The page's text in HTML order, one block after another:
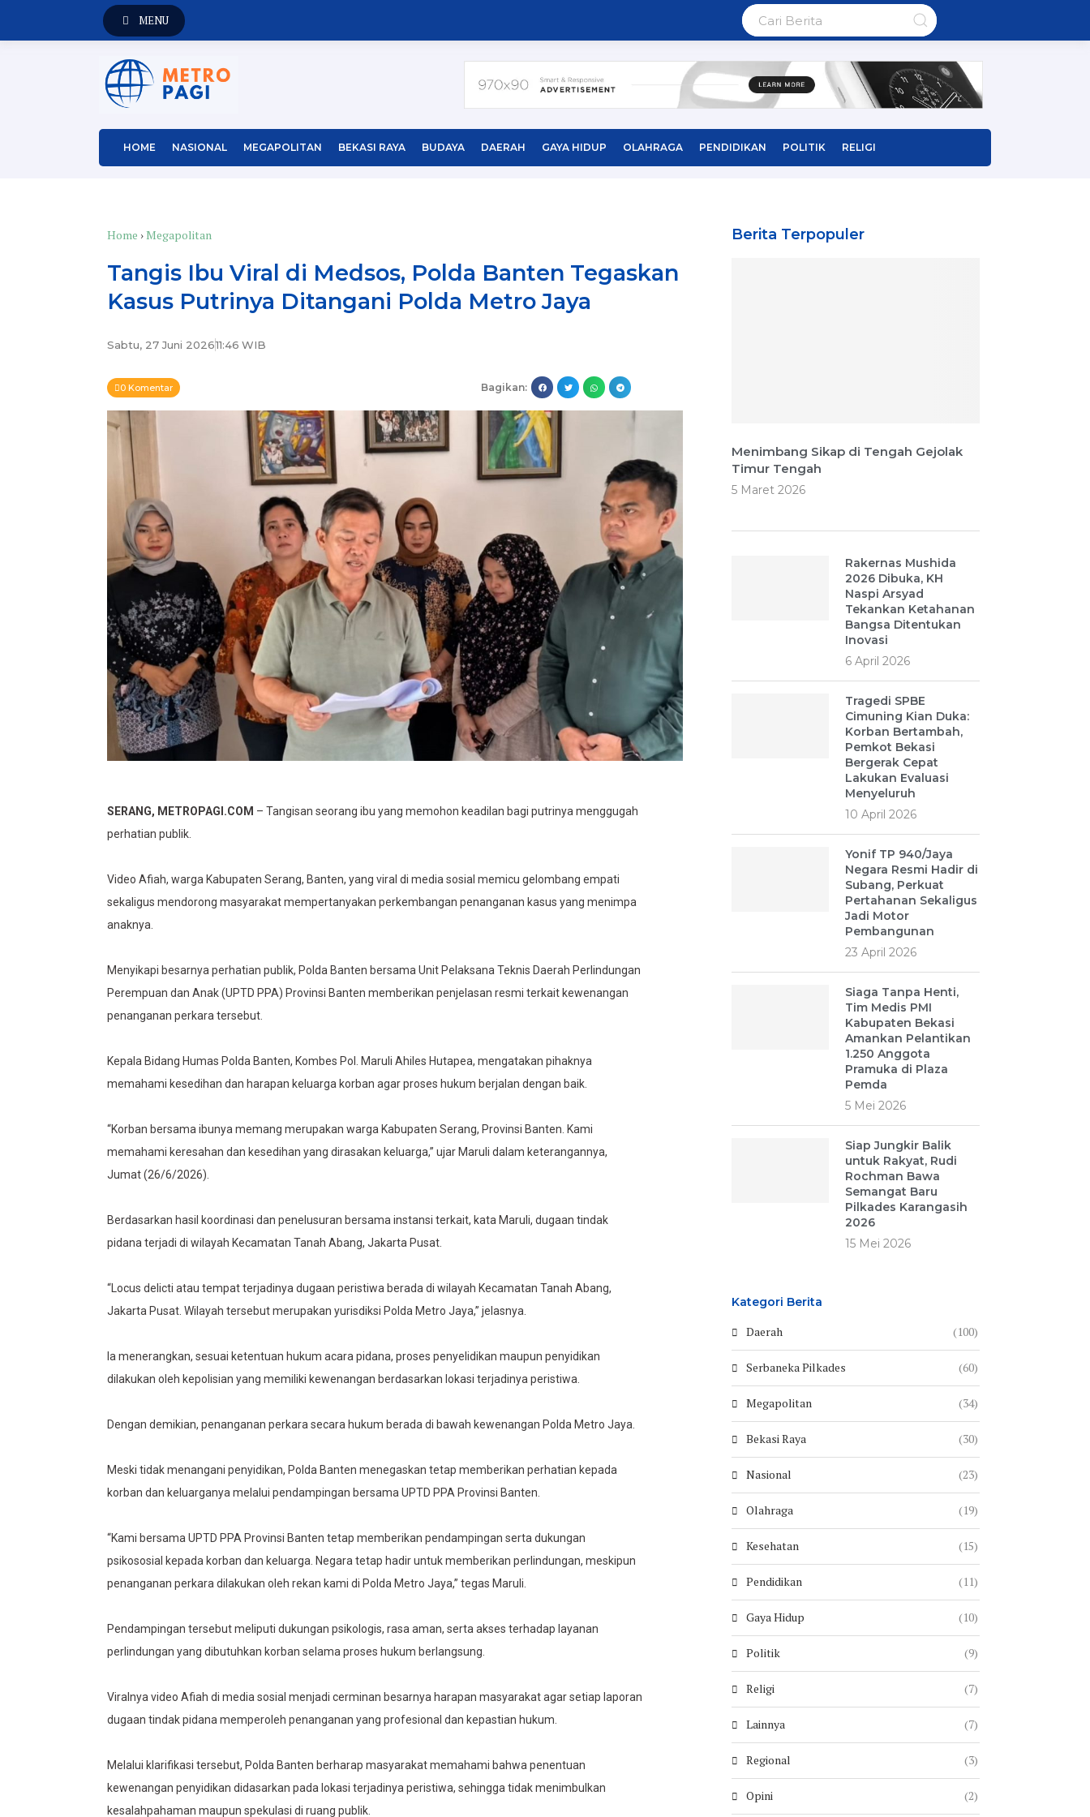
MENU
HOME NASIONAL MEGAPOLITAN BEKASI RAYA BUDAYA DAERAH GAYA HIDUP OLAHRAGA PENDIDIKAN POLITIK RELIGI
Home ›Megapolitan
Tangis Ibu Viral di Medsos, Polda Banten Tegaskan
Kasus Putrinya Ditangani Polda Metro Jaya
Sabtu, 27 Juni 202611:46 WIB
0 Komentar Bagikan:
SERANG, METROPAGI.COM – Tangisan seorang ibu yang memohon keadilan bagi putrinya menggugah
perhatian publik.
Video Afiah, warga Kabupaten Serang, Banten, yang viral di media sosial memicu gelombang empati
sekaligus mendorong masyarakat mempertanyakan perkembangan penanganan kasus yang menimpa
anaknya.
Menyikapi besarnya perhatian publik, Polda Banten bersama Unit Pelaksana Teknis Daerah Perlindungan
Perempuan dan Anak (UPTD PPA) Provinsi Banten memberikan penjelasan resmi terkait kewenangan
penanganan perkara tersebut.
Kepala Bidang Humas Polda Banten, Kombes Pol. Maruli Ahiles Hutapea, mengatakan pihaknya
memahami kesedihan dan harapan keluarga korban agar proses hukum berjalan dengan baik.
“Korban bersama ibunya memang merupakan warga Kabupaten Serang, Provinsi Banten. Kami
memahami keresahan dan kesedihan yang dirasakan keluarga,” ujar Maruli dalam keterangannya,
Jumat (26/6/2026).
Berdasarkan hasil koordinasi dan penelusuran bersama instansi terkait, kata Maruli, dugaan tindak
pidana terjadi di wilayah Kecamatan Tanah Abang, Jakarta Pusat.
“Locus delicti atau tempat terjadinya dugaan peristiwa berada di wilayah Kecamatan Tanah Abang,
Jakarta Pusat. Wilayah tersebut merupakan yurisdiksi Polda Metro Jaya,” jelasnya.
Ia menerangkan, sesuai ketentuan hukum acara pidana, proses penyelidikan maupun penyidikan
dilakukan oleh kepolisian yang memiliki kewenangan berdasarkan lokasi terjadinya peristiwa.
Dengan demikian, penanganan perkara secara hukum berada di bawah kewenangan Polda Metro Jaya.
Meski tidak menangani penyidikan, Polda Banten menegaskan tetap memberikan perhatian kepada
korban dan keluarganya melalui pendampingan bersama UPTD PPA Provinsi Banten.
“Kami bersama UPTD PPA Provinsi Banten tetap memberikan pendampingan serta dukungan
psikososial kepada korban dan keluarga. Negara tetap hadir untuk memberikan perlindungan, meskipun
penanganan perkara dilakukan oleh rekan kami di Polda Metro Jaya,” tegas Maruli.
Pendampingan tersebut meliputi dukungan psikologis, rasa aman, serta akses terhadap layanan
perlindungan yang dibutuhkan korban selama proses hukum berlangsung.
Viralnya video Afiah di media sosial menjadi cerminan besarnya harapan masyarakat agar setiap laporan
dugaan tindak pidana memperoleh penanganan yang profesional dan kepastian hukum.
Melalui klarifikasi tersebut, Polda Banten berharap masyarakat memahami bahwa penentuan
kewenangan penyidikan didasarkan pada lokasi terjadinya peristiwa, sehingga tidak menimbulkan
kesalahpahaman maupun spekulasi di ruang publik.
Berita Terpopuler
Menimbang Sikap di Tengah Gejolak
Timur Tengah
5 Maret 2026
Rakernas Mushida
2026 Dibuka, KH
Naspi Arsyad
Tekankan Ketahanan
Bangsa Ditentukan
Inovasi
6 April 2026
Tragedi SPBE
Cimuning Kian Duka:
Korban Bertambah,
Pemkot Bekasi
Bergerak Cepat
Lakukan Evaluasi
Menyeluruh
10 April 2026
Yonif TP 940/Jaya
Negara Resmi Hadir di
Subang, Perkuat
Pertahanan Sekaligus
Jadi Motor
Pembangunan
23 April 2026
Siaga Tanpa Henti,
Tim Medis PMI
Kabupaten Bekasi
Amankan Pelantikan
1.250 Anggota
Pramuka di Plaza
Pemda
5 Mei 2026
Siap Jungkir Balik
untuk Rakyat, Rudi
Rochman Bawa
Semangat Baru
Pilkades Karangasih
2026
15 Mei 2026
Kategori Berita
Daerah (100)
Serbaneka Pilkades (60)
Megapolitan (34)
Bekasi Raya (30)
Nasional (23)
Olahraga (19)
Kesehatan (15)
Pendidikan (11)
Gaya Hidup (10)
Politik (9)
Religi (7)
Lainnya (7)
Regional (3)
Opini (2)